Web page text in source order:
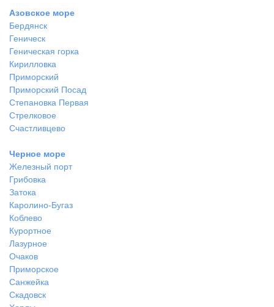
Азовское море
Бердянск
Геническ
Геническая горка
Кирилловка
Приморский
Приморский Посад
Степановка Первая
Стрелковое
Счастливцево
Черное море
Железный порт
Грибовка
Затока
Каролино-Бугаз
Коблево
Курортное
Лазурное
Очаков
Приморское
Санжейка
Скадовск